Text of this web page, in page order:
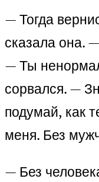
— Тогда
сказала она.
— Ты
сорвался. —
подумай, как
меня. Без
— Без